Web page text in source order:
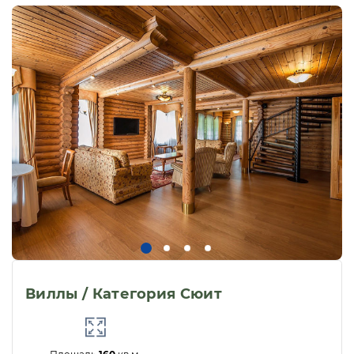
включены завтраки в формате шведский
стол, обеды и ужины - за дополнительную
плату, которые подаются в ресторанах
шведской линии каждого корпуса:
Ресторан «Охотничий зал» в корпусе
В на 1 этаже, в основе меню лежит
разнообразие кухонь мира
Ресторан «Павильон» в корпусе С -
это классический семейный ресторан
с домашней кухней и детским меню
Ресторан «Континенталь в корпус А, 1
этаж – современная европейская
кухня
Стоимость дополнительного питания
(кроме Виллы):
завтрак: 2030 рублей - для взрослого
Виллы / Категория Сюит